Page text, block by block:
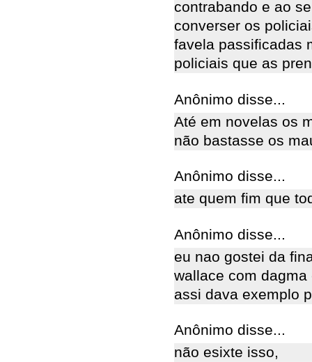
contrabando e ao
converser os
favela passificadas
policiais que as
Anônimo disse...
Até em novelas os
não bastasse os
Anônimo disse...
ate quem fim que
Anônimo disse...
eu nao gostei da
wallace com
assi dava exemplo
Anônimo disse...
não esixte isso,